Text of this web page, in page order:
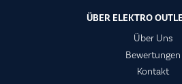
ÜBER ELEKTRO
Über Uns
Bewertungen
Kontakt